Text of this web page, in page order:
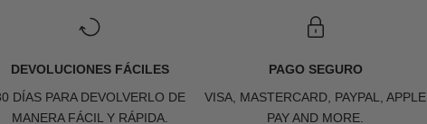
DEVOLUCIONES FÁCILES
DÍAS PARA DEVOLVERLO DE
MANERA FÁCIL Y RÁPIDA.
PAGO SEGURO
VISA, MASTERCARD, PAYPAL, APPLE
PAY AND MORE.